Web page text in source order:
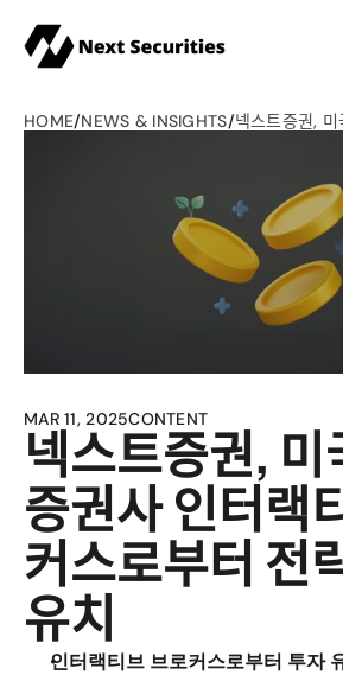
HOME/NEWS & INSIGHTS/넥스트증권,
MAR 11, 2025CONTENT
넥스트증권,
증권사
커스로부터
유치
인터랙티브 브로커스로부터 투자